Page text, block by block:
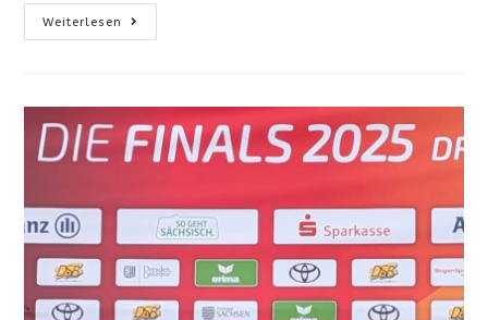
Weiterlesen
Ausschreibung
Des